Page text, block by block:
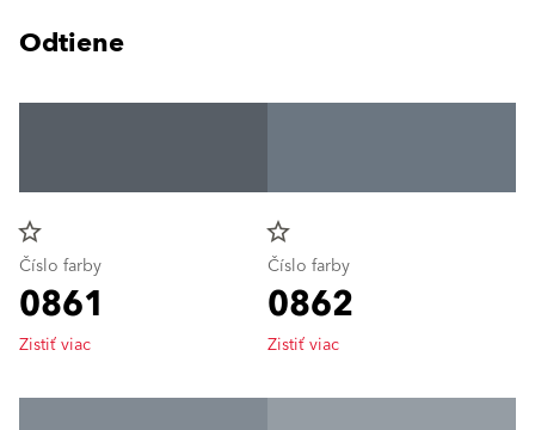
Odtiene
star_border
Číslo farby
0861
Zistiť viac
star_border
Číslo farby
0862
Zistiť viac